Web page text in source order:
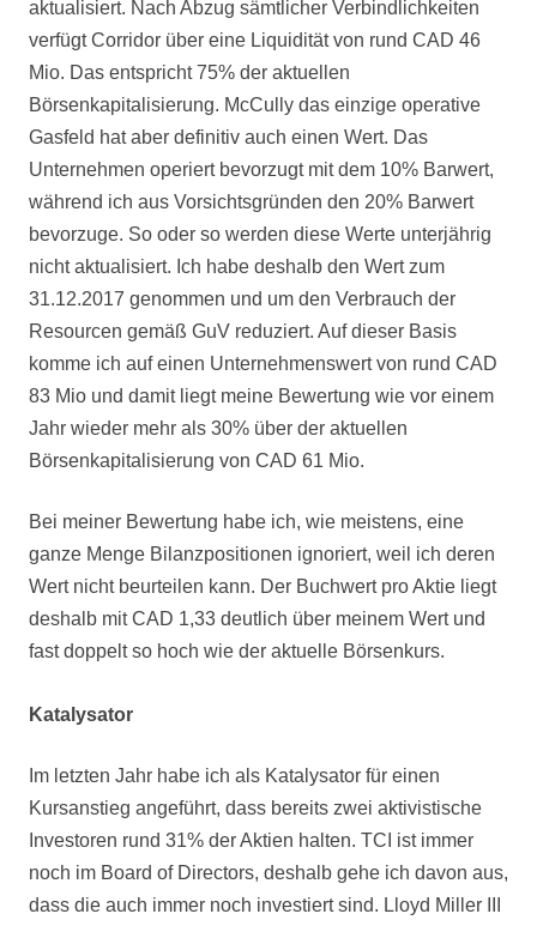
aktualisiert. Nach Abzug sämtlicher Verbindlichkeiten
verfügt Corridor über eine Liquidität von rund CAD 46
Mio. Das entspricht 75% der aktuellen
Börsenkapitalisierung. McCully das einzige operative
Gasfeld hat aber definitiv auch einen Wert. Das
Unternehmen operiert bevorzugt mit dem 10% Barwert,
während ich aus Vorsichtsgründen den 20% Barwert
bevorzuge. So oder so werden diese Werte unterjährig
nicht aktualisiert. Ich habe deshalb den Wert zum
31.12.2017 genommen und um den Verbrauch der
Resourcen gemäß GuV reduziert. Auf dieser Basis
komme ich auf einen Unternehmenswert von rund CAD
83 Mio und damit liegt meine Bewertung wie vor einem
Jahr wieder mehr als 30% über der aktuellen
Börsenkapitalisierung von CAD 61 Mio.
Bei meiner Bewertung habe ich, wie meistens, eine
ganze Menge Bilanzpositionen ignoriert, weil ich deren
Wert nicht beurteilen kann. Der Buchwert pro Aktie liegt
deshalb mit CAD 1,33 deutlich über meinem Wert und
fast doppelt so hoch wie der aktuelle Börsenkurs.
Katalysator
Im letzten Jahr habe ich als Katalysator für einen
Kursanstieg angeführt, dass bereits zwei aktivistische
Investoren rund 31% der Aktien halten. TCI ist immer
noch im Board of Directors, deshalb gehe ich davon aus,
dass die auch immer noch investiert sind. Lloyd Miller III